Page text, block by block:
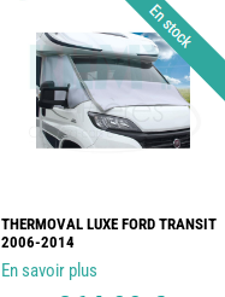
THERMOVAL LUXE FORD TRANSIT
2006-2014
En savoir plus